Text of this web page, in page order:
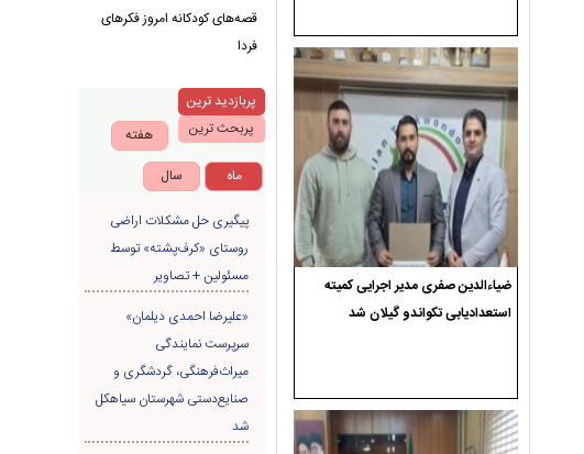
ضیاءالدین صفری مدیر اجرایی کمیته
استعدادیابی تکواندو گیلان شد
قصه‌های کودکانه امروز فکرهای
فردا
پربازدید ترین
پربحث ترین
هفته
ماه
سال
پیگیری حل مشکلات اراضی
روستای «کرف‌پشته» توسط
مسئولین + تصاویر
«علیرضا احمدی دیلمان»
سرپرست نمایندگی
میراث‌فرهنگی، گردشگری و
صنایع‌دستی شهرستان سیاهکل
شد